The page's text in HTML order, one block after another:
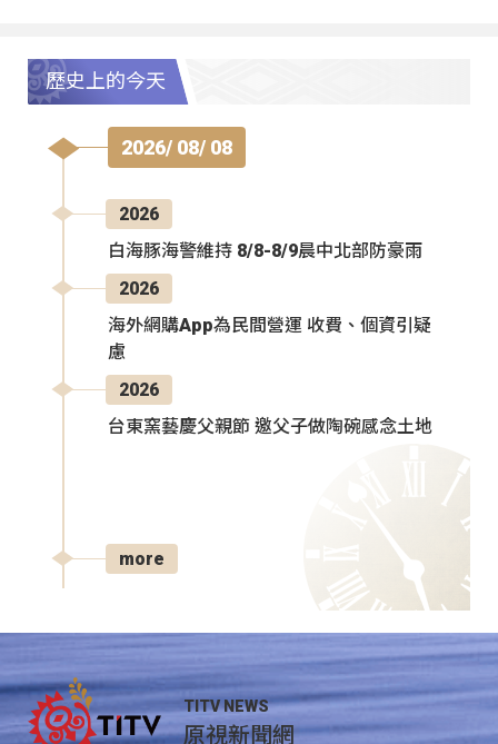
歷史上的今天
2026/ 08/ 08
2026
白海豚海警維持 8/8-8/9晨中北部防豪雨
2026
海外網購App為民間營運 收費、個資引疑
慮
2026
台東窯藝慶父親節 邀父子做陶碗感念土地
more
TITV NEWS
原視新聞網